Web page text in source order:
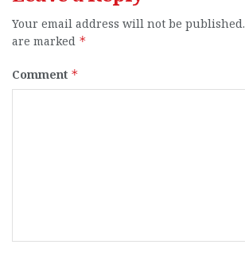
Your email address will not be published.
are marked *
Comment *